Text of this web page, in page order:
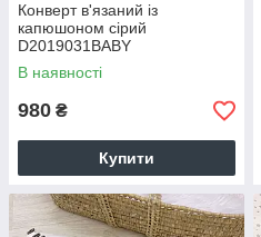
Конверт в'язаний із
капюшоном сірий
D2019031BABY
В наявності
980 ₴
Купити